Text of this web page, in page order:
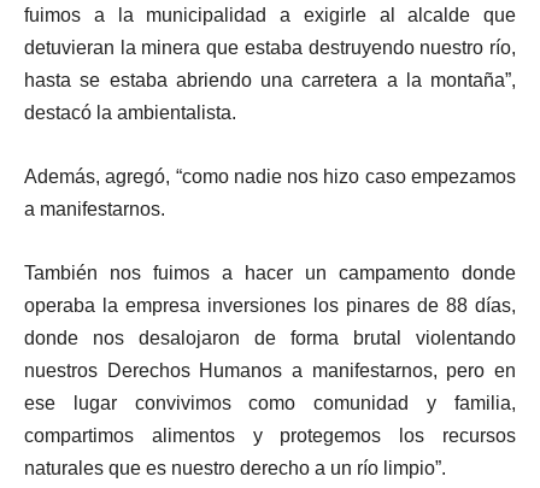
fuimos a la municipalidad a exigirle al alcalde que
detuvieran la minera que estaba destruyendo nuestro río,
hasta se estaba abriendo una carretera a la montaña”,
destacó la ambientalista.
Además, agregó, “como nadie nos hizo caso empezamos
a manifestarnos.
También nos fuimos a hacer un campamento donde
operaba la empresa inversiones los pinares de 88 días,
donde nos desalojaron de forma brutal violentando
nuestros Derechos Humanos a manifestarnos, pero en
ese lugar convivimos como comunidad y familia,
compartimos alimentos y protegemos los recursos
naturales que es nuestro derecho a un río limpio”.